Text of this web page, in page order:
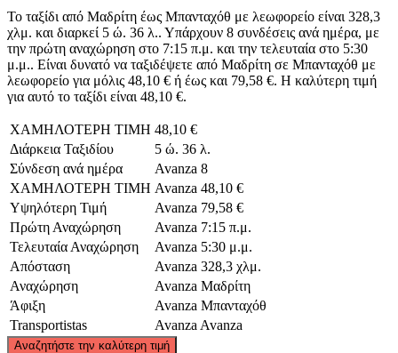
Το ταξίδι από Μαδρίτη έως Μπανταχόθ με λεωφορείο είναι 328,3
χλμ. και διαρκεί 5 ώ. 36 λ.. Υπάρχουν 8 συνδέσεις ανά ημέρα, με
την πρώτη αναχώρηση στο 7:15 π.μ. και την τελευταία στο 5:30
μ.μ.. Είναι δυνατό να ταξιδέψετε από Μαδρίτη σε Μπανταχόθ με
λεωφορείο για μόλις 48,10 € ή έως και 79,58 €. Η καλύτερη τιμή
για αυτό το ταξίδι είναι 48,10 €.
ΧΑΜΗΛΟΤΕΡΗ ΤΙΜΗ 48,10 €
Διάρκεια Ταξιδίου
5 ώ. 36 λ.
Σύνδεση ανά ημέρα
Avanza 8
ΧΑΜΗΛΟΤΕΡΗ ΤΙΜΗ Avanza 48,10 €
Υψηλότερη Τιμή
Avanza 79,58 €
Πρώτη Αναχώρηση
Avanza 7:15 π.μ.
Τελευταία Αναχώρηση
Avanza 5:30 μ.μ.
Απόσταση
Avanza 328,3 χλμ.
Αναχώρηση
Avanza Μαδρίτη
Άφιξη
Avanza Μπανταχόθ
Transportistas
Avanza Avanza
Αναζητήστε την καλύτερη τιμή
©CARTO, ©